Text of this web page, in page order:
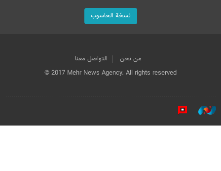
نسخة الحاسوب
من نحن
التواصل معنا
© 2017 Mehr News Agency. All rights reserved